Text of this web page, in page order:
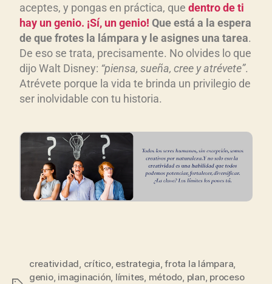
aceptes, y pongas en práctica, que dentro de ti
hay un genio. ¡Sí, un genio! Que está a la espera
de que frotes la lámpara y le asignes una tarea.
De eso se trata, precisamente. No olvides lo que
dijo Walt Disney: “piensa, sueña, cree y atrévete”.
Atrévete porque la vida te brinda un privilegio de
ser inolvidable con tu historia.
creatividad, crítico, estrategia,frota la lámpara,
genio, imaginación, límites, método, plan, proceso